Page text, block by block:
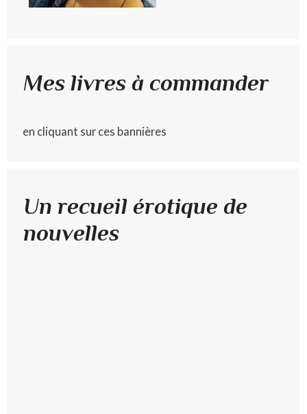
Mes livres à commander
en cliquant sur ces bannières
Un recueil érotique de
nouvelles